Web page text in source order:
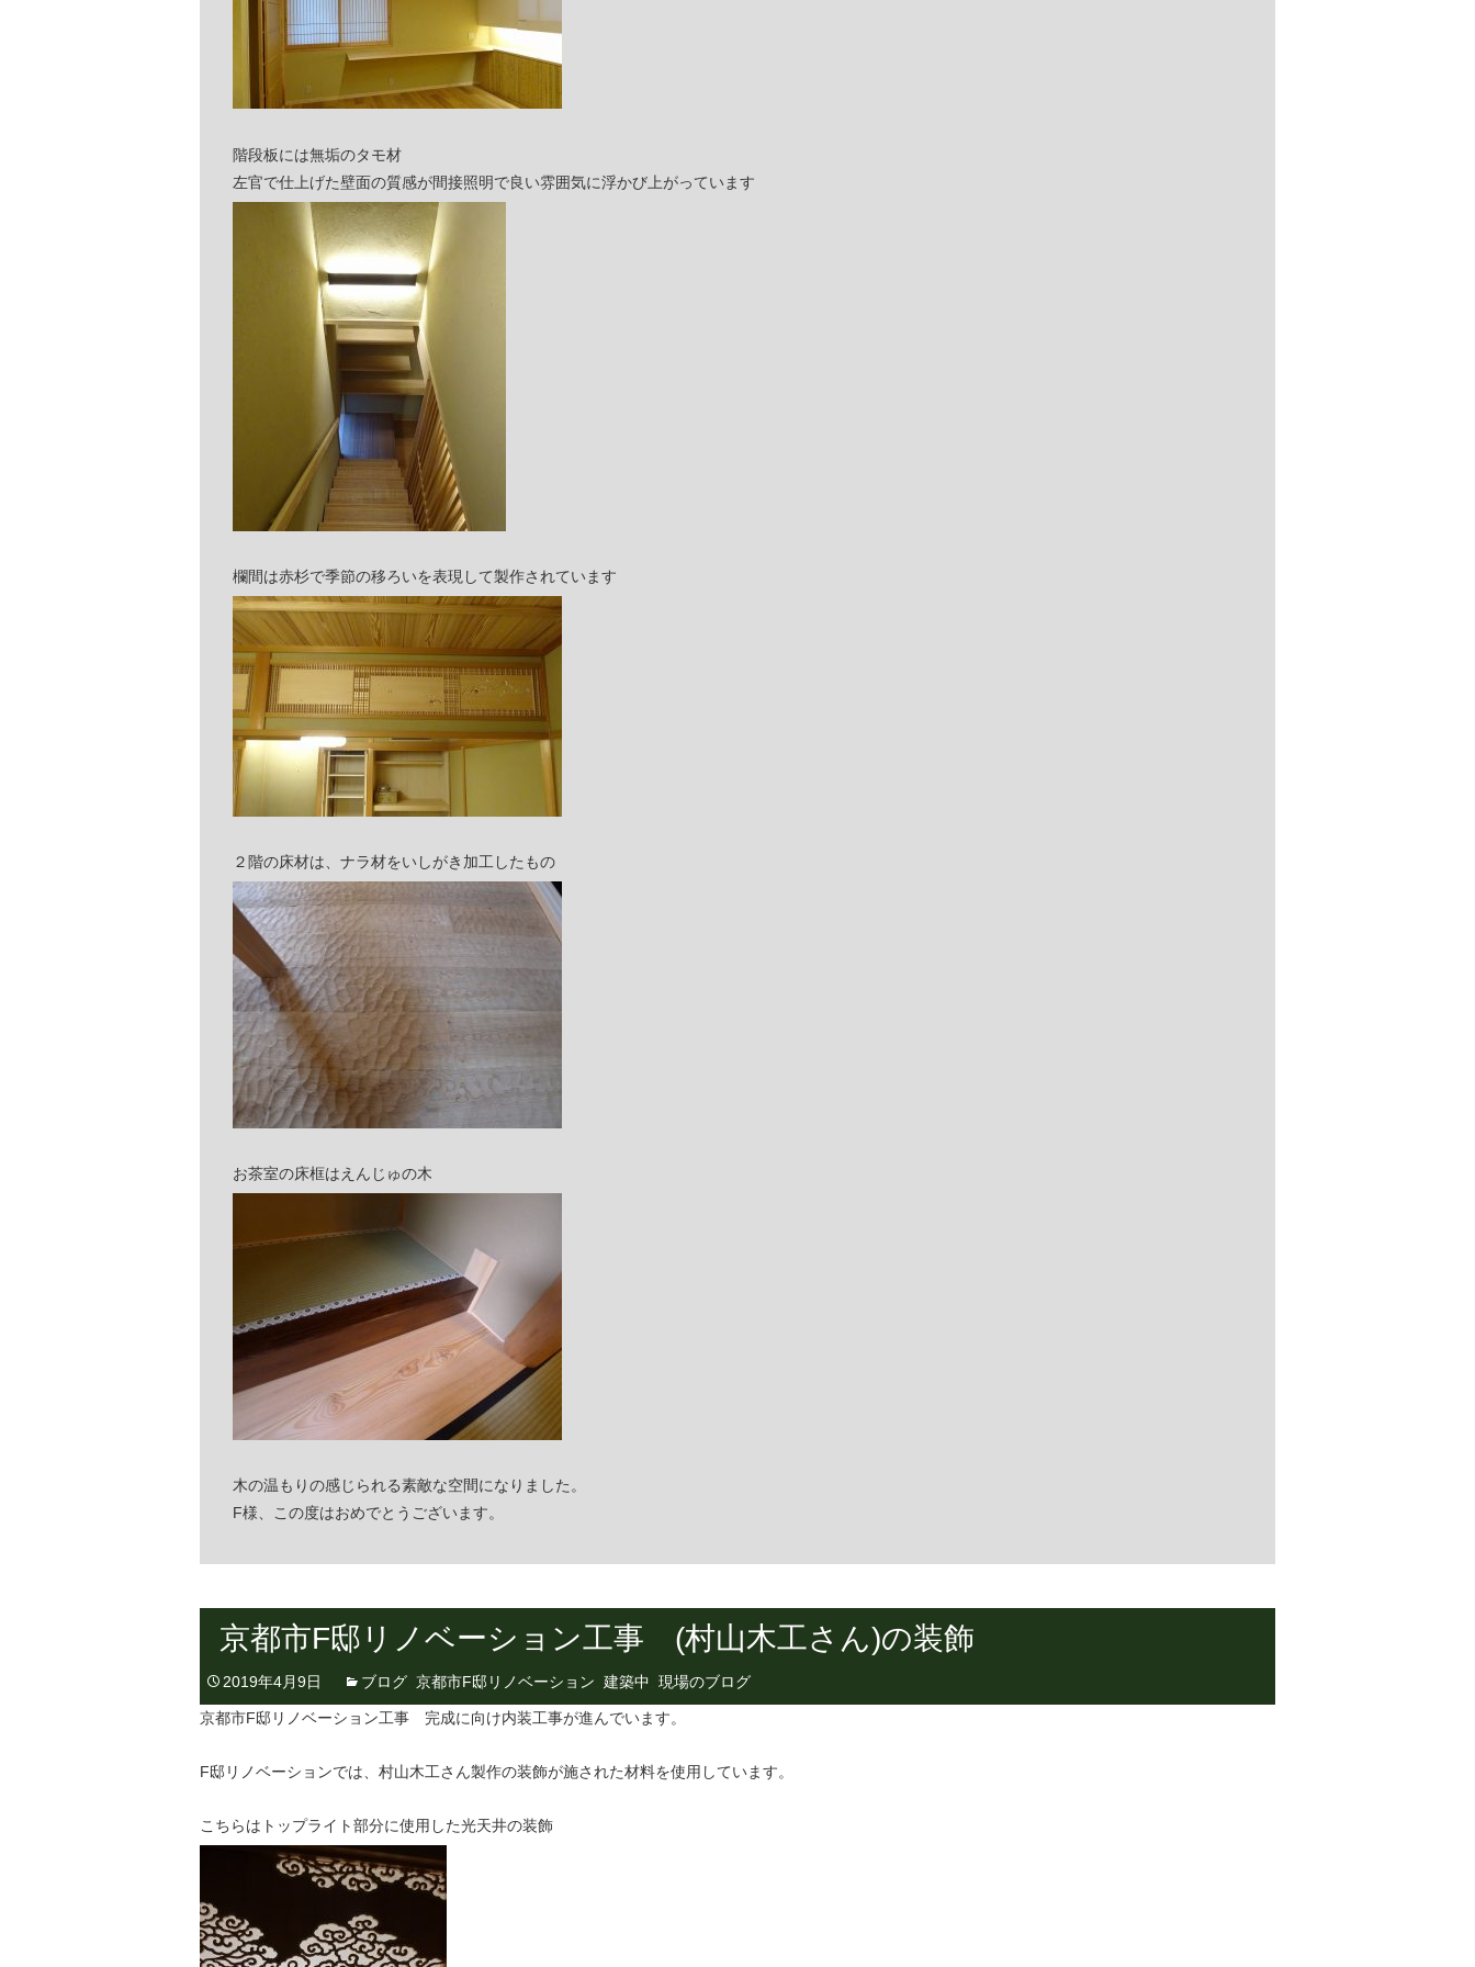
階段板には無垢のタモ材
左官で仕上げた壁面の質感が間接照明で良い雰囲気に浮かび上がっています
欄間は赤杉で季節の移ろいを表現して製作されています
２階の床材は、ナラ材をいしがき加工したもの
お茶室の床框はえんじゅの木
木の温もりの感じられる素敵な空間になりました。
F様、この度はおめでとうございます。
京都市F邸リノベーション工事 (村山木工さん)の装飾
2019年4月9日 ブログ 京都市F邸リノベーション 建築中 現場のブログ
京都市F邸リノベーション工事 完成に向け内装工事が進んでいます。
F邸リノベーションでは、村山木工さん製作の装飾が施された材料を使用しています。
こちらはトップライト部分に使用した光天井の装飾